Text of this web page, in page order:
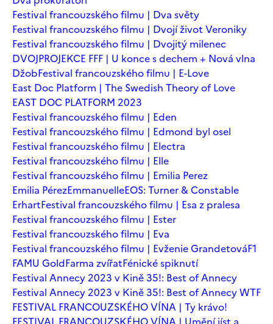
Festival francouzského filmu | Dva světy
Festival francouzského filmu | Dvojí život Veroniky
Festival francouzského filmu | Dvojitý milenec
DVOJPROJEKCE FFF | U konce s dechem + Nová vlna
DžobFestival francouzského filmu | E-Love
East Doc Platform | The Swedish Theory of Love
EAST DOC PLATFORM 2023
Festival francouzského filmu | Eden
Festival francouzského filmu | Edmond byl osel
Festival francouzského filmu | Electra
Festival francouzského filmu | Elle
Festival francouzského filmu | Emilia Perez
Emilia PérezEmmanuelleEOS: Turner & Constable
ErhartFestival francouzského filmu | Esa z pralesa
Festival francouzského filmu | Ester
Festival francouzského filmu | Eva
Festival francouzského filmu | Evženie GrandetováF1
FAMU GoldFarma zvířatFénické spiknutí
Festival Annecy 2023 v Kině 35!: Best of Annecy
Festival Annecy 2023 v Kině 35!: Best of Annecy WTF
FESTIVAL FRANCOUZSKÉHO VÍNA | Ty krávo!